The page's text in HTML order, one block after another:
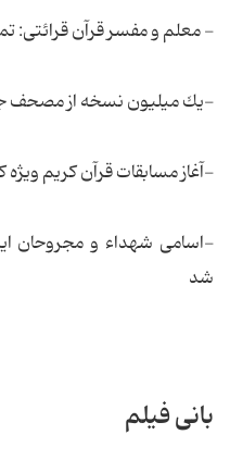
- معلم و مفسر قرآن قرائتی:
-یك میلیون نسخه از مصحف
-آغاز مسابقات قرآن كریم
-اسامی شهداء و مجروحان
شد
بانی فیلم